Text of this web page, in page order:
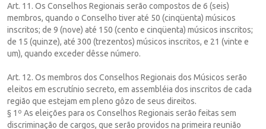
Art. 11. Os Conselhos Regionais serão compostos de 6 (seis)
membros, quando o Conselho tiver até 50 (cinqüenta) músicos
inscritos; de 9 (nove) até 150 (cento e cinqüenta) músicos inscritos;
de 15 (quinze), até 300 (trezentos) músicos inscritos, e 21 (vinte e
um), quando exceder dêsse número.
Art. 12. Os membros dos Conselhos Regionais dos Músicos serão
eleitos em escrutínio secreto, em assembléia dos inscritos de cada
região que estejam em pleno gôzo de seus direitos.
§ 1º As eleições para os Conselhos Regionais serão feitas sem
discriminação de cargos, que serão providos na primeira reunião